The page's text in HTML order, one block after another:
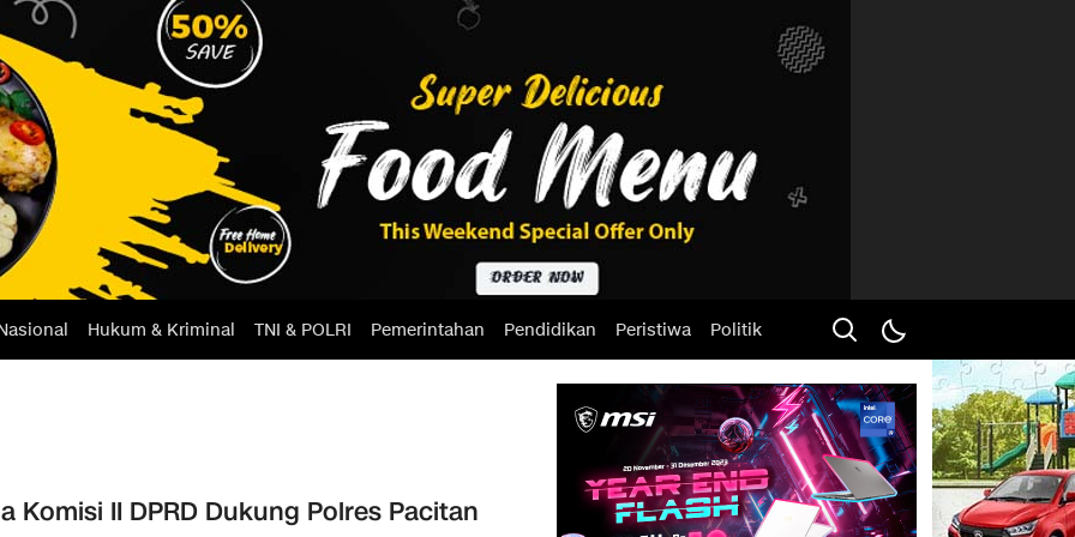
Hukum & Kriminal TNI & POLRI Pemerintahan Pendidikan Peristiwa Politik
Komisi II DPRD Dukung Polres Pacitan